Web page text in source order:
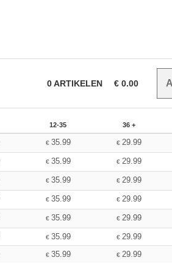
0ARTIKELEN € 0.00
12-35 36 +
€ 35.99 € 29.99
€ 35.99 € 29.99
€ 35.99 € 29.99
€ 35.99 € 29.99
€ 35.99 € 29.99
€ 35.99 € 29.99
€ 35.99 € 29.99